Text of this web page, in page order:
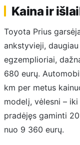
Kaina ir
Toyota Prius
ankstyvieji,
egzemplioriai,
680 eurų.
km per metus
modelį, vėlesni –
pradėjęs gaminti
nuo 9 360 eurų.